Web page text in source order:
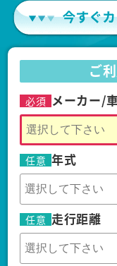
ご
必須 メーカー/
任意 年式
任意 走行距離